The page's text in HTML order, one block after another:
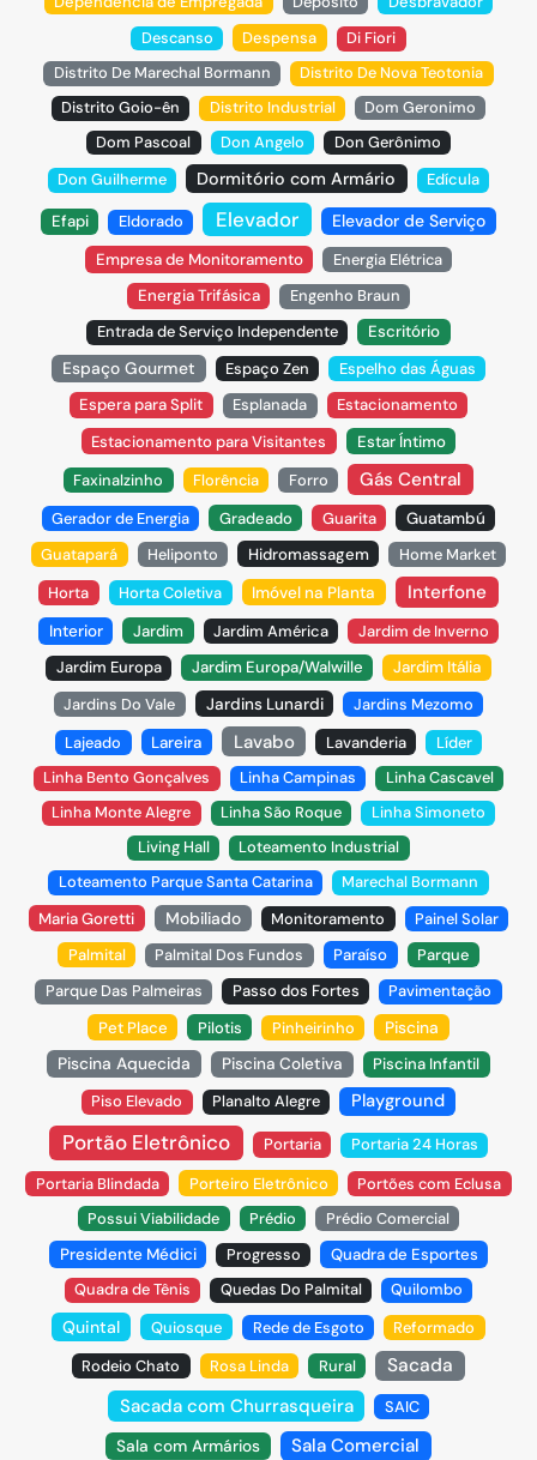
Descanso
Despensa
Di Fiori
Distrito De Marechal Bormann
Distrito De Nova Teotonia
Distrito Goio-ên
Distrito Industrial
Dom Geronimo
Dom Pascoal
Don Angelo
Don Gerônimo
Don Guilherme
Dormitório com Armário Edícula
Efapi Eldorado Elevador Elevador de Serviço
Empresa de Monitoramento
Energia Elétrica
Energia Trifásica
Engenho Braun
Entrada de Serviço Independente
Escritório
Espaço Gourmet Espaço Zen
Espelho das Águas
Espera para Split
Esplanada
Estacionamento
Estacionamento para Visitantes
Estar Íntimo
Faxinalzinho
Florência Forro Gás Central
Gerador de Energia Gradeado Guarita
Guatambú
Guatapará
Heliponto Hidromassagem
Home Market
Horta
Horta Coletiva Imóvel na Planta Interfone
Interior Jardim Jardim América
Jardim de Inverno
Jardim Europa
Jardim Europa/Walwille
Jardim Itália
Jardins Do Vale
Jardins Lunardi
Jardins Mezomo
Lajeado
Lareira Lavabo Lavanderia
Líder
Linha Bento Gonçalves
Linha Campinas
Linha Cascavel
Linha Monte Alegre
Linha São Roque
Linha Simoneto
Living Hall
Loteamento Industrial
Loteamento Parque Santa Catarina
Marechal Bormann
Maria Goretti
Mobiliado Monitoramento
Painel Solar
Palmital
Palmital Dos Fundos Paraíso
Parque
Parque Das Palmeiras
Passo dos Fortes
Pavimentação
Pet Place
Pilotis Pinheirinho
Piscina
Piscina Aquecida
Piscina Coletiva
Piscina Infantil
Piso Elevado
Planalto Alegre Playground
Portão Eletrônico Portaria
Portaria 24 Horas
Portaria Blindada
Porteiro Eletrônico
Portões com Eclusa
Possui Viabilidade
Prédio
Prédio Comercial
Presidente Médici
Progresso
Quadra de Esportes
Quadra de Tênis
Quedas Do Palmital Quilombo
Quintal Quiosque Rede de Esgoto
Reformado
Rodeio Chato
Rosa Linda Rural
Sacada
Sacada com Churrasqueira
SAIC
Sala com Armários Sala Comercial